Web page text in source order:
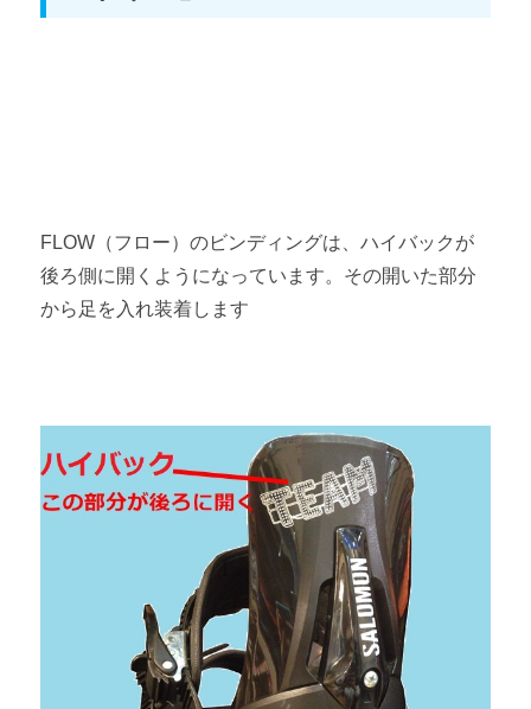
FLOW（フロー）のビンディングは、ハイバックが
後ろ側に開くようになっています。その開いた部分
から足を入れ装着します